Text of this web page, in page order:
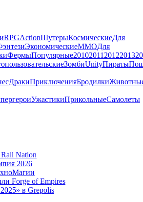
RPGActionШутерыКосмическиеДля
ЭкономическиеMMOДля
ФермыПопулярные20102011 20122013
ЗомбиUnityПираты
ДракиПриключенияБродилки
УжастикиПрикольныеСамолеты
Nation
2026
Forge of Empires
в Grepolis